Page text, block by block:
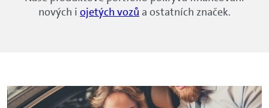
nových i ojetých vozů a ostatních značek.